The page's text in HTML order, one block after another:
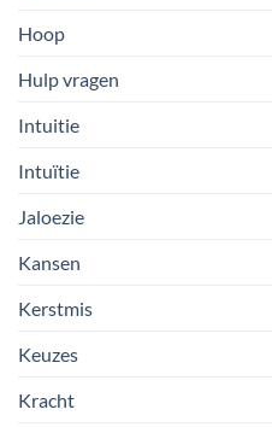
Hoop
Hulp vragen
Intuitie
Intuïtie
Jaloezie
Kansen
Kerstmis
Keuzes
Kracht